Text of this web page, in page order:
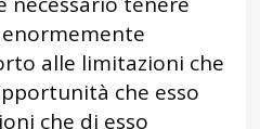
alle limitazioni che
che esso
che di esso